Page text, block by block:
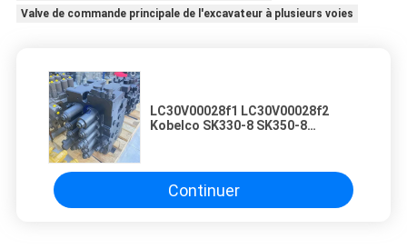
Valve de commande principale de l'excavateur à plusieurs voies
LC30V00028f1 LC30V00028f2
Kobelco SK330-8 SK350-8
de construction
Continuer